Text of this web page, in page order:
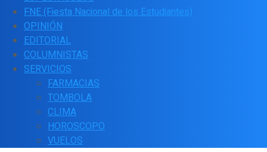
FNE (Fiesta Nacional de los Estudiantes)
OPINIÓN
EDITORIAL
COLUMNISTAS
SERVICIOS
FARMACIAS
TOMBOLA
CLIMA
HOROSCOPO
VUELOS